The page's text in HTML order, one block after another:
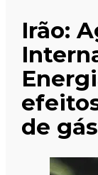
Irão:
de gás